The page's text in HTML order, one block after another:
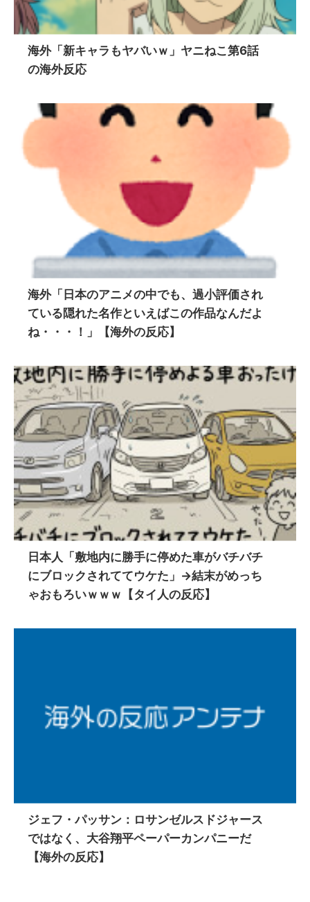
海外「新キャラもヤバいｗ」ヤニねこ第6話
の海外反応
海外「日本のアニメの中でも、過小評価され
ている隠れた名作といえばこの作品なんだよ
ね・・・！」【海外の反応】
日本人「敷地内に勝手に停めた車がバチバチ
にブロックされててウケた」→結末がめっち
ゃおもろいｗｗｗ【タイ人の反応】
ジェフ・パッサン：ロサンゼルスドジャース
ではなく、大谷翔平ペーパーカンパニーだ
【海外の反応】